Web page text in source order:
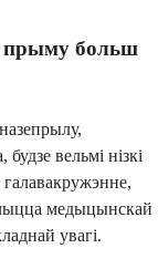
прыму больш
вельмі нізкі
медыцынскай
увагі.